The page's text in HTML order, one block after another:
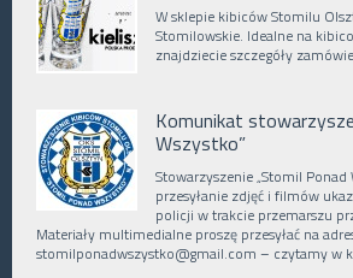
W sklepie kibiców Stomilu
Stomilowskie. Idealne na
znajdziecie szczegóły
Komunikat
Wszystko”
Stowarzyszenie „Stomil Ponad
przesyłanie zdjęć i filmów
policji w trakcie przemarszu
Materiały multimedialne proszę przesyłać na
stomilponadwszystko@gmail.com – czytamy w